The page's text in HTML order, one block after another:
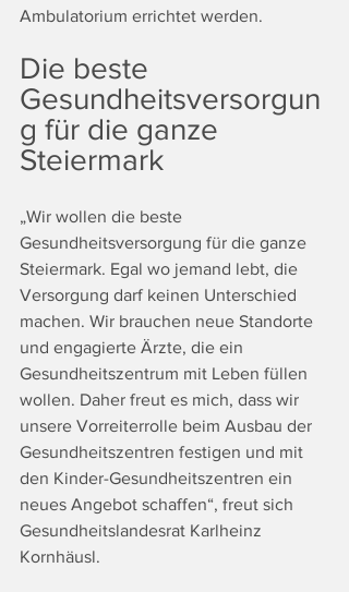
Ambulatorium errichtet werden.
Die beste
Gesundheitsversorgun
g für die ganze
Steiermark
„Wir wollen die beste
Gesundheitsversorgung für die ganze
Steiermark. Egal wo jemand lebt, die
Versorgung darf keinen Unterschied
machen. Wir brauchen neue Standorte
und engagierte Ärzte, die ein
Gesundheitszentrum mit Leben füllen
wollen. Daher freut es mich, dass wir
unsere Vorreiterrolle beim Ausbau der
Gesundheitszentren festigen und mit
den Kinder-Gesundheitszentren ein
neues Angebot schaffen“, freut sich
Gesundheitslandesrat Karlheinz
Kornhäusl.